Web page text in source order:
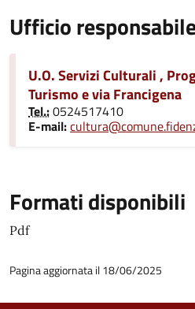
Ufficio
U.O. Servizi Culturali ,
Turismo e via Francigena
Tel.:0524517410
E-mail:
Formati disponibili
Pdf
Pagina aggiornata il 18/06/2025